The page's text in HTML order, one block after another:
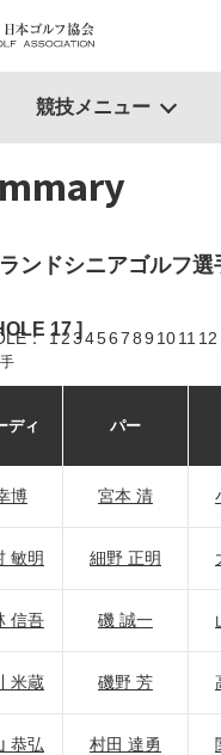
ンドシニアゴルフ選
17]
123456789 1011 12
ディ パー
博 宮本 清
敏明 細野 正明
信吾 磯 誠一
米蔵 磯野 芳
恭弘 村田 達勇
競技メニュー